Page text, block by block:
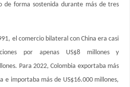
de forma sostenida durante más de tres
el comercio bilateral con China era casi
por apenas US$8 millones y
Para 2022, Colombia exportaba más
e importaba más de US$16.000 millones,